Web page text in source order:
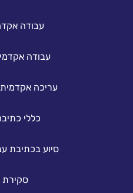
עבודה
עבודה
עריכה
כללי
סיוע בכתיבת
סקירת